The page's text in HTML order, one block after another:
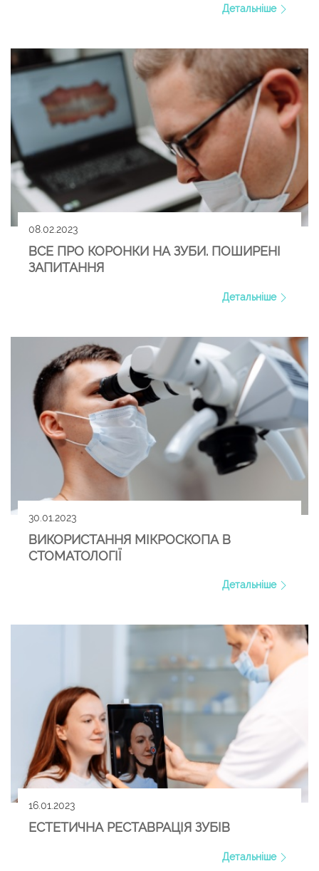
Детальніше
08.02.2023
ВСЕ ПРО КОРОНКИ НА ЗУБИ. ПОШИРЕНІ
ЗАПИТАННЯ
Детальніше
30.01.2023
ВИКОРИСТАННЯ МІКРОСКОПА В
СТОМАТОЛОГІЇ
Детальніше
16.01.2023
ЕСТЕТИЧНА РЕСТАВРАЦІЯ ЗУБІВ
Детальніше